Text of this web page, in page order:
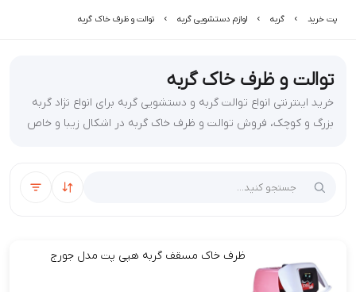
پت خرید گربه لوازم دستشویی گربه توالت و ظرف خاک گربه
توالت و ظرف خاک گربه
خرید اینترنتی انواع توالت گربه و دستشویی گربه برای انواع نژاد گربه
بزرگ و کوچک، فروش توالت و ظرف خاک گربه در اشکال زیبا و خاص
مرتب‌سازی
فیلتر
ظرف خاک مسقف گربه هپی پت مدل جورج